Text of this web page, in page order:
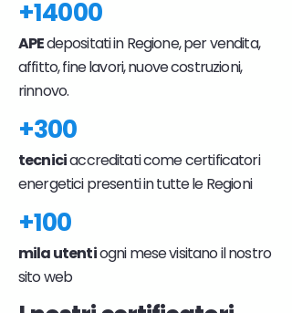
+14000
APEdepositati in Regione, per vendita,
affitto, fine lavori, nuove costruzioni,
rinnovo.
+300
tecniciaccreditati come certificatori
energetici presenti in tutte le Regioni
+100
mila utentiogni mese visitano il nostro
sito web